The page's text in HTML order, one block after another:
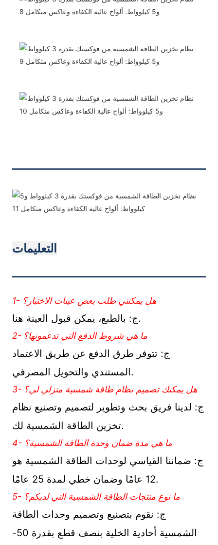
التعليمات
1- هل يمكنني طلب بعض عينات الاختبار؟
ج: بالطبع، يمكن قبول العينة هنا.
2- ما هي شروط الدفع التي تدعمونها؟
ج: تتوفر طرق الدفع عن طريق الاعتماد
المستندي والتحويل المصرفي.
3- هل يمكنك تصميم نظام طاقة شمسية منزلي لي؟
ج: لدينا فريق بحث وتطوير لتصميم وتصنيع نظام
تخزين الطاقة الشمسية لك.
4- ما هي مدة ضمان وحدة الطاقة الشمسية؟
ج: ضماننا القياسي لوحدات الطاقة الشمسية هو
12 عامًا وضمان خطي لمدة 25 عامًا.
5- ما نوع منتجات الطاقة الشمسية التي لديكم؟
ج: نقوم بتصنيع وتصميم وحدات الطاقة
الشمسية أحادية الخلية بنصف قطع بقدرة 50-